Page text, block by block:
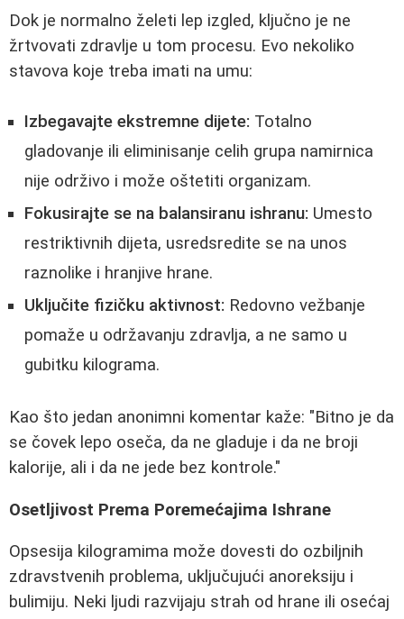
Dok je normalno želeti lep izgled, ključno je ne
žrtvovati zdravlje u tom procesu. Evo nekoliko
stavova koje treba imati na umu:
Izbegavajte ekstremne dijete: Totalno
gladovanje ili eliminisanje celih grupa namirnica
nije održivo i može oštetiti organizam.
Fokusirajte se na balansiranu ishranu: Umesto
restriktivnih dijeta, usredsredite se na unos
raznolike i hranjive hrane.
Uključite fizičku aktivnost: Redovno vežbanje
pomaže u održavanju zdravlja, a ne samo u
gubitku kilograma.
Kao što jedan anonimni komentar kaže: "Bitno je da
se čovek lepo oseča, da ne gladuje i da ne broji
kalorije, ali i da ne jede bez kontrole."
Osetljivost Prema Poremećajima Ishrane
Opsesija kilogramima može dovesti do ozbiljnih
zdravstvenih problema, uključujući anoreksiju i
bulimiju. Neki ljudi razvijaju strah od hrane ili osećaj